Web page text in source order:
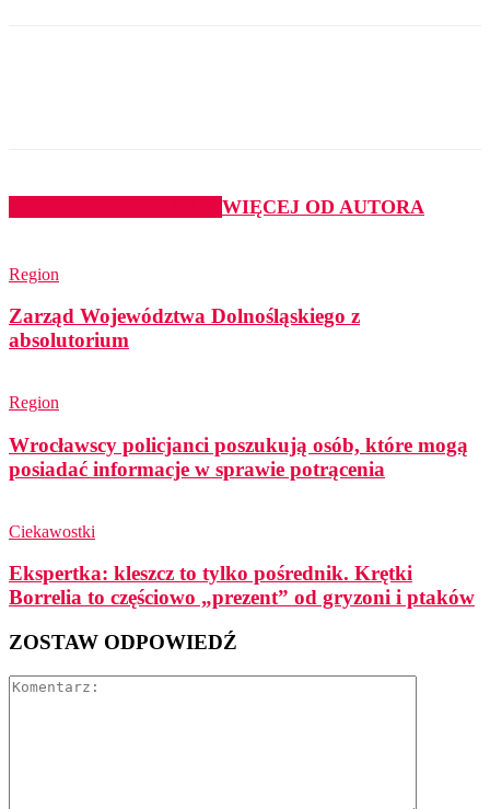
WIĘCEJ OD AUTORA
Region
Zarząd Województwa Dolnośląskiego z
absolutorium
Region
Wrocławscy policjanci poszukują osób, które mogą
posiadać informacje w sprawie potrącenia
Ciekawostki
Ekspertka: kleszcz to tylko pośrednik. Krętki
Borrelia to częściowo „prezent” od gryzoni i ptaków
ZOSTAW ODPOWIEDŹ